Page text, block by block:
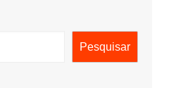
Pesquisar